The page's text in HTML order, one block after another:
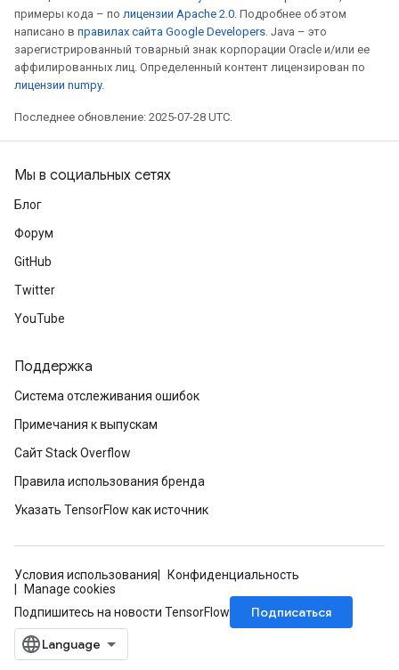
примеры кода – по лицензии Apache 2.0. Подробнее об этом
написано в правилах сайта Google Developers. Java – это
зарегистрированный товарный знак корпорации Oracle и/или ее
аффилированных лиц. Определенный контент лицензирован по
лицензии numpy.
Последнее обновление: 2025-07-28 UTC.
Мы в социальных сетях
Блог
Форум
GitHub
Twitter
YouTube
Поддержка
Система отслеживания ошибок
Примечания к выпускам
Сайт Stack Overflow
Правила использования бренда
Указать TensorFlow как источник
Условия использования
Конфиденциальность
Manage cookies
Подпишитесь на новости TensorFlow
Подписаться